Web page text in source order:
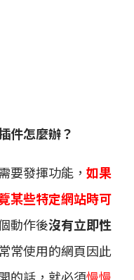
件怎麼辦？
要發揮功能， 如果
某些特定網站時可
動作後沒有立即性
常使用的網頁因此